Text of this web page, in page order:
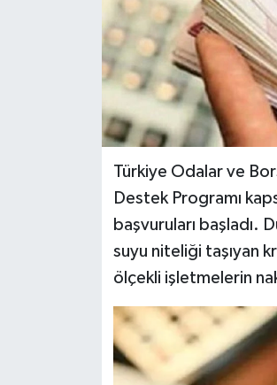
Türkiye Odalar ve
Destek Programı
başvuruları başladı.
suyu niteliği taşıyan
ölçekli işletmelerin
TEKNOLOJİ
VİZYONDAKİLER